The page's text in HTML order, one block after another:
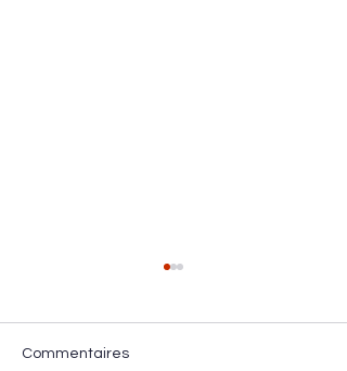
Commentaires